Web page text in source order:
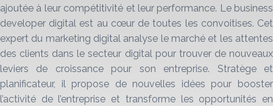
ajoutée à leur compétitivité et leur performance. Le business
developer digital est au cœur de toutes les convoitises. Cet
expert du marketing digital analyse le marché et les attentes
des clients dans le secteur digital pour trouver de nouveaux
leviers de croissance pour son entreprise. Stratège et
planificateur, il propose de nouvelles idées pour booster
l’activité de l’entreprise et transforme les opportunités en